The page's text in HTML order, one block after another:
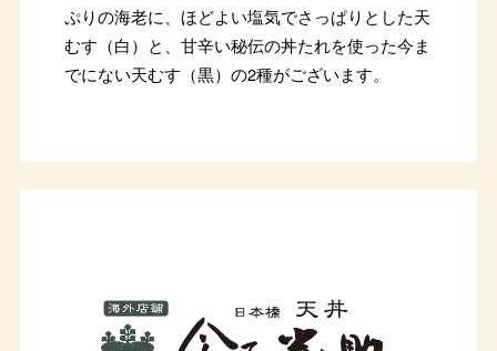
ぷりの海老に、ほどよい塩気でさっぱりとした天
むす（白）と、甘辛い秘伝の丼たれを使った今ま
でにない天むす（黒）の2種がございます。